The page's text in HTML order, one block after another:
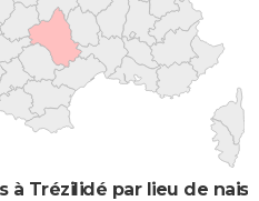
à Trézilidé par lieu de